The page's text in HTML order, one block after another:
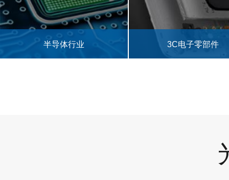
3C电子零部件 食品药品